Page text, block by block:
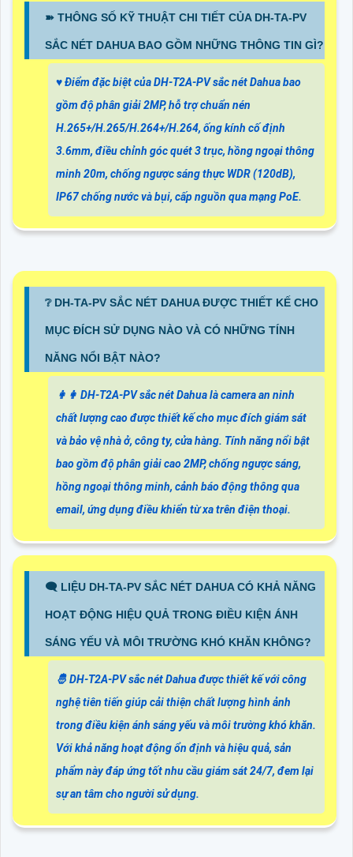
➽ THÔNG SỐ KỸ THUẬT CHI TIẾT CỦA DH-TA-PV
SẮC NÉT DAHUA BAO GỒM NHỮNG THÔNG TIN GÌ?
♥️ Điểm đặc biệt của DH-T2A-PV sắc nét Dahua bao
gồm độ phân giải 2MP, hỗ trợ chuẩn nén
H.265+/H.265/H.264+/H.264, ống kính cố định
3.6mm, điều chỉnh góc quét 3 trục, hồng ngoại thông
minh 20m, chống ngược sáng thực WDR (120dB),
IP67 chống nước và bụi, cấp nguồn qua mạng PoE.
❔ DH-TA-PV SẮC NÉT DAHUA ĐƯỢC THIẾT KẾ CHO
MỤC ĐÍCH SỬ DỤNG NÀO VÀ CÓ NHỮNG TÍNH
NĂNG NỔI BẬT NÀO?
️👩‍👩 DH-T2A-PV sắc nét Dahua là camera an ninh
chất lượng cao được thiết kế cho mục đích giám sát
và bảo vệ nhà ở, công ty, cửa hàng. Tính năng nổi bật
bao gồm độ phân giải cao 2MP, chống ngược sáng,
hồng ngoại thông minh, cảnh báo động thông qua
email, ứng dụng điều khiển từ xa trên điện thoại.
🗨️ LIỆU DH-TA-PV SẮC NÉT DAHUA CÓ KHẢ NĂNG
HOẠT ĐỘNG HIỆU QUẢ TRONG ĐIỀU KIỆN ÁNH
SÁNG YẾU VÀ MÔI TRƯỜNG KHÓ KHĂN KHÔNG?
🤴 DH-T2A-PV sắc nét Dahua được thiết kế với công
nghệ tiên tiến giúp cải thiện chất lượng hình ảnh
trong điều kiện ánh sáng yếu và môi trường khó khăn.
Với khả năng hoạt động ổn định và hiệu quả, sản
phẩm này đáp ứng tốt nhu cầu giám sát 24/7, đem lại
sự an tâm cho người sử dụng.